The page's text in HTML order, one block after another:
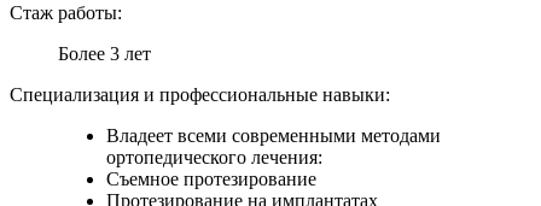
Стаж работы:
Более 3 лет
Специализация и профессиональные навыки:
Владеет всеми современными методами
ортопедического лечения:
Съемное протезирование
Протезирование на имплантатах